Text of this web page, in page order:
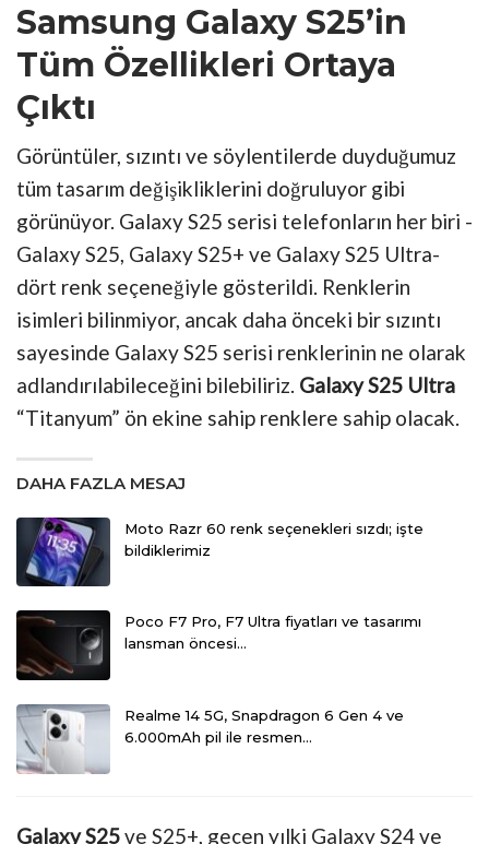
Samsung Galaxy S25’in
Tüm Özellikleri Ortaya
Çıktı
Görüntüler, sızıntı ve söylentilerde duyduğumuz
tüm tasarım değişikliklerini doğruluyor gibi
görünüyor. Galaxy S25 serisi telefonların her biri -
Galaxy S25, Galaxy S25+ ve Galaxy S25 Ultra-
dört renk seçeneğiyle gösterildi. Renklerin
isimleri bilinmiyor, ancak daha önceki bir sızıntı
sayesinde Galaxy S25 serisi renklerinin ne olarak
adlandırılabileceğini bilebiliriz. Galaxy S25 Ultra
“Titanyum” ön ekine sahip renklere sahip olacak.
DAHA FAZLA MESAJ
Moto Razr 60 renk seçenekleri sızdı; işte
bildiklerimiz
Poco F7 Pro, F7 Ultra fiyatları ve tasarımı
lansman öncesi…
Realme 14 5G, Snapdragon 6 Gen 4 ve
6.000mAh pil ile resmen…
Galaxy S25ve S25+, geçen yılki Galaxy S24 ve